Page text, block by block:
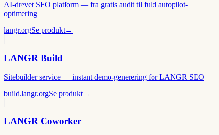
AI-drevet SEO platform — fra gratis audit til fuld autopilot-
optimering
langr.orgSe produkt→
LANGR Build
Sitebuilder service — instant demo-generering for LANGR SEO
build.langr.orgSe produkt→
LANGR Coworker